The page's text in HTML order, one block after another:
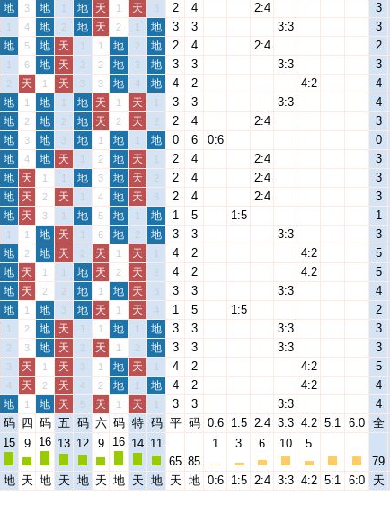
地 3 地 1 地 天 1 天 3 2 4 2:4 3
1 4 地 2 地 天 2 1 地 3 3 3:3 3
地 5 地 天 1 1 地 2 地 2 4 2:4 2
1 6 地 天 2 2 地 3 地 3 3 3:3 3
2 天 1 天 3 3 地 4 地 4 2 4:2 4
地 1 地 1 地 天 1 天 1 3 3 3:3 4
地 2 地 2 地 天 2 天 2 2 4 2:4 3
地 3 地 3 地 1 地 1 地 0 6 0:6 0
地 4 地 天 1 2 地 天 1 2 4 2:4 3
地 天 1 1 地 3 地 天 2 2 4 2:4 3
地 天 2 天 1 4 地 天 3 2 4 2:4 3
地 天 3 1 地 5 地 1 地 1 5 1:5 1
1 1 地 天 1 6 地 2 地 3 3 3:3 3
地 2 地 天 2 天 1 天 1 4 2 4:2 5
地 天 1 1 地 天 2 天 2 4 2 4:2 5
地 天 2 2 地 1 地 天 3 3 3 3:3 4
地 1 地 3 地 天 1 天 4 1 5 1:5 2
1 2 地 天 1 1 地 1 地 3 3 3:3 3
2 3 地 天 2 天 1 2 地 3 3 3:3 3
3 天 1 天 3 1 地 天 1 4 2 4:2 5
4 天 2 天 4 2 地 1 地 4 2 4:2 4
地 1 地 天 5 天 1 天 1 3 3 3:3 4
码 四 码 五 码 六 码 特 码 平 码 0:6 1:5 2:4 3:3 4:2 5:1 6:0 全
15 9 16 13 12 9 16 14 11
65 85
1 3 6 10
5
79
地 天 地 天 地 天 地 天 地 天 地 0:6 1:5 2:4 3:3 4:2 5:1 6:0 天